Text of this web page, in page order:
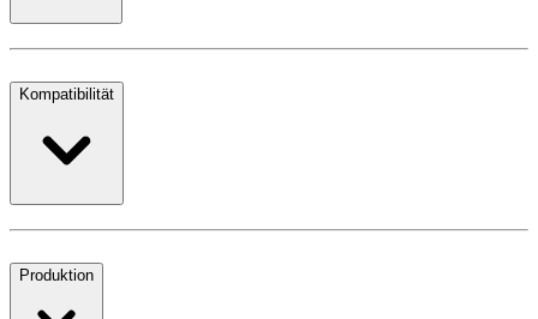
Kompatibilität
Produktion